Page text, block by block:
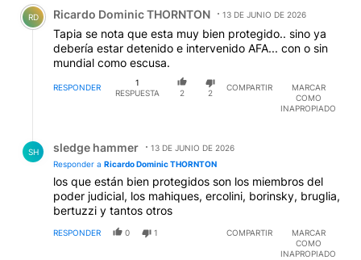
RD Ricardo Dominic THORNTON 13 DE JUNIO DE 2026
Tapia se nota que esta muy bien protegido.. sino ya
debería estar detenido e intervenido AFA... con o sin
mundial como escusa.
RESPONDER
1
RESPUESTA
2 2
COMPARTIR
MARCAR
COMO
INAPROPIADO
SH sledge hammer
13 DE JUNIO DE 2026
Responder a Ricardo Dominic THORNTON
los que están bien protegidos son los miembros del
poder judicial, los mahiques, ercolini, borinsky, bruglia,
bertuzzi y tantos otros
RESPONDER 0 1 COMPARTIR
MARCAR
COMO
INAPROPIADO